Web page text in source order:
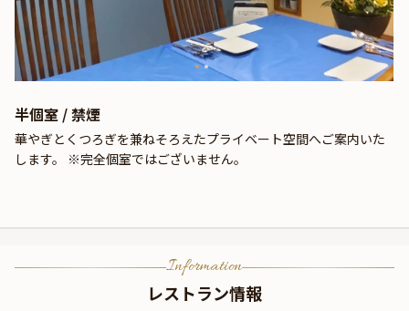
半個室 / 禁煙
華やぎとくつろぎを兼ねそろえたプライベート空間へご案内いた
します。 ※完全個室ではございません。
Information
レストラン情報